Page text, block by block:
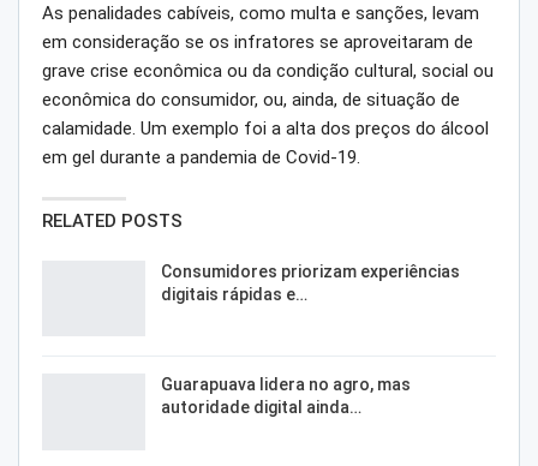
As penalidades cabíveis, como multa e sanções, levam
em consideração se os infratores se aproveitaram de
grave crise econômica ou da condição cultural, social ou
econômica do consumidor, ou, ainda, de situação de
calamidade. Um exemplo foi a alta dos preços do álcool
em gel durante a pandemia de Covid-19.
RELATED POSTS
Consumidores priorizam experiências
digitais rápidas e…
Guarapuava lidera no agro, mas
autoridade digital ainda…